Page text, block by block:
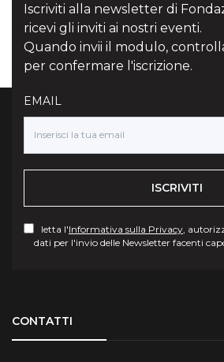
Iscriviti alla newsletter di
ricevi gli inviti ai nostri eventi.
Quando invii il modulo,
per confermare l'iscrizione.
EMAIL
ISCRIVITI
letta l'Informativa sulla Privacy,
dati per l'invio delle Newsletter facenti
CONTATTI